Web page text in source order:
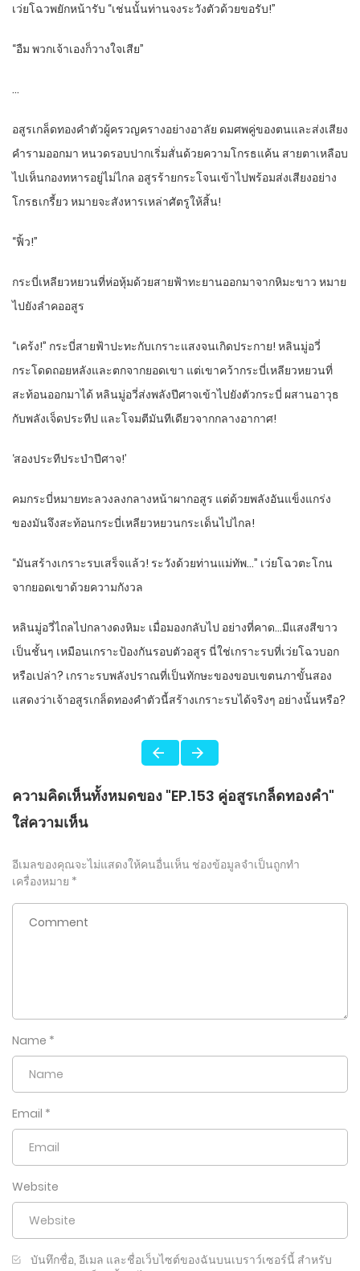
เว่ยโฉวพยักหน้ารับ “เช่นนั้นท่านจงระวังตัวด้วยขอรับ!”
“อืม พวกเจ้าเองก็วางใจเสีย”
…
อสูรเกล็ดทองคำตัวผู้ครวญครางอย่างอาลัย ดมศพคู่ของตนและส่งเสียง
คำรามออกมา หนวดรอบปากเริ่มสั่นด้วยความโกรธแค้น สายตาเหลือบ
ไปเห็นกองทหารอยู่ไม่ไกล อสูรร้ายกระโจนเข้าไปพร้อมส่งเสียงอย่าง
โกรธเกรี้ยว หมายจะสังหารเหล่าศัตรูให้สิ้น!
“ฟิ้ว!”
กระบี่เหลียวหยวนที่ห่อหุ้มด้วยสายฟ้าทะยานออกมาจากหิมะขาว หมาย
ไปยังลำคออสูร
“เคร้ง!” กระบี่สายฟ้าปะทะกับเกราะแสงจนเกิดประกาย! หลินมู่อวี่
กระโดดถอยหลังและตกจากยอดเขา แต่เขาคว้ากระบี่เหลียวหยวนที่
สะท้อนออกมาได้ หลินมู่อวี่ส่งพลังปีศาจเข้าไปยังตัวกระบี่ ผสานอาวุธ
กับพลังเจ็ดประทีป และโจมตีมันทีเดียวจากกลางอากาศ!
‘สองประทีประบำปีศาจ!’
คมกระบี่หมายทะลวงลงกลางหน้าผากอสูร แต่ด้วยพลังอันแข็งแกร่ง
ของมันจึงสะท้อนกระบี่เหลียวหยวนกระเด็นไปไกล!
“มันสร้างเกราะรบเสร็จแล้ว! ระวังด้วยท่านแม่ทัพ…” เว่ยโฉวตะโกน
จากยอดเขาด้วยความกังวล
หลินมู่อวี่ไถลไปกลางดงหิมะ เมื่อมองกลับไป อย่างที่คาด…มีแสงสีขาว
เป็นชั้นๆ เหมือนเกราะป้องกันรอบตัวอสูร นี่ใช่เกราะรบที่เว่ยโฉวบอก
หรือเปล่า? เกราะรบพลังปราณที่เป็นทักษะของขอบเขตนภาขั้นสอง
แสดงว่าเจ้าอสูรเกล็ดทองคำตัวนี้สร้างเกราะรบได้จริงๆ อย่างนั้นหรือ?
ความคิดเห็นทั้งหมดของ "EP.153 คู่อสูรเกล็ดทองคำ"
ใส่ความเห็น
อีเมลของคุณจะไม่แสดงให้คนอื่นเห็น ช่องข้อมูลจำเป็นถูกทำ
เครื่องหมาย *
Name *
Email *
Website
บันทึกชื่อ, อีเมล และชื่อเว็บไซต์ของฉันบนเบราว์เซอร์นี้ สำหรับ